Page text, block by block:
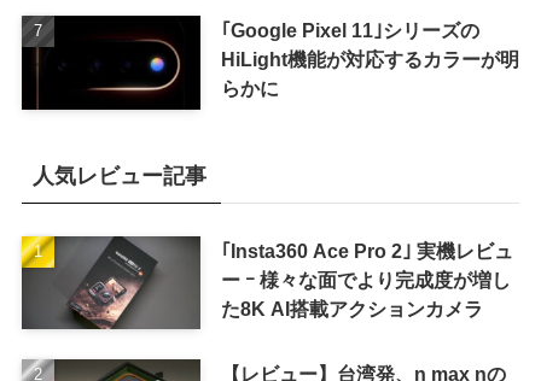
｢Google Pixel 11｣シリーズの
HiLight機能が対応するカラーが明
らかに
人気レビュー記事
｢Insta360 Ace Pro 2｣ 実機レビュ
ー ｰ 様々な面でより完成度が増し
た8K AI搭載アクションカメラ
【レビュー】台湾発、n max nの